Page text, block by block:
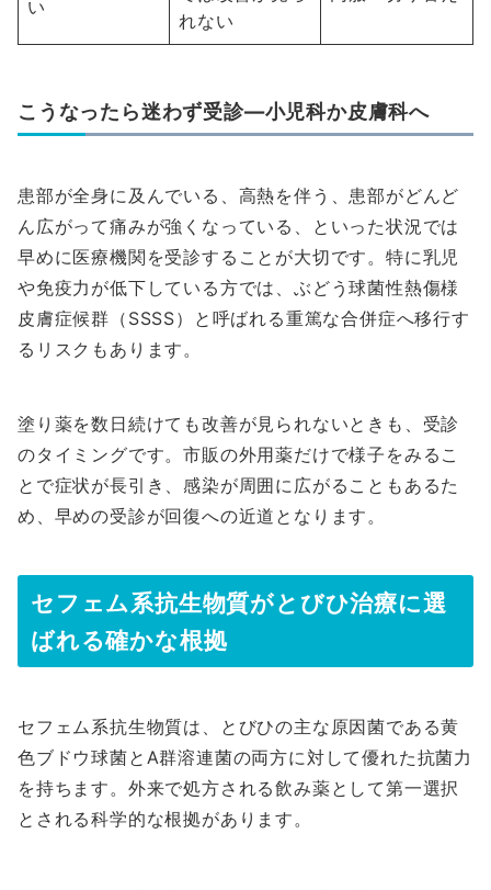
い
れない
こうなったら迷わず受診—小児科か皮膚科へ
患部が全身に及んでいる、高熱を伴う、患部がどんど
ん広がって痛みが強くなっている、といった状況では
早めに医療機関を受診することが大切です。特に乳児
や免疫力が低下している方では、ぶどう球菌性熱傷様
皮膚症候群（SSSS）と呼ばれる重篤な合併症へ移行す
るリスクもあります。
塗り薬を数日続けても改善が見られないときも、受診
のタイミングです。市販の外用薬だけで様子をみるこ
とで症状が長引き、感染が周囲に広がることもあるた
め、早めの受診が回復への近道となります。
セフェム系抗生物質がとびひ治療に選
ばれる確かな根拠
セフェム系抗生物質は、とびひの主な原因菌である黄
色ブドウ球菌とA群溶連菌の両方に対して優れた抗菌力
を持ちます。外来で処方される飲み薬として第一選択
とされる科学的な根拠があります。